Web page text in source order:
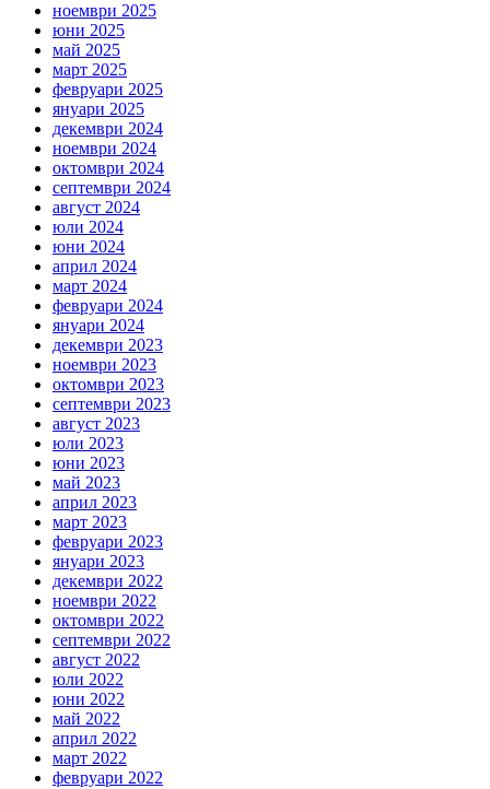
ноември 2025
юни 2025
май 2025
март 2025
февруари 2025
януари 2025
декември 2024
ноември 2024
октомври 2024
септември 2024
август 2024
юли 2024
юни 2024
април 2024
март 2024
февруари 2024
януари 2024
декември 2023
ноември 2023
октомври 2023
септември 2023
август 2023
юли 2023
юни 2023
май 2023
април 2023
март 2023
февруари 2023
януари 2023
декември 2022
ноември 2022
октомври 2022
септември 2022
август 2022
юли 2022
юни 2022
май 2022
април 2022
март 2022
февруари 2022